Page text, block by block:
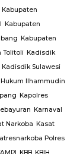
Kabupaten
Kabupaten
Kabupaten
Tolitoli Kadisdik
Kadisdik Sulawesi
Hukum Ilhammudin
Kapolres
Karnaval
Narkoba Kasat
Polres
KBB KBIH